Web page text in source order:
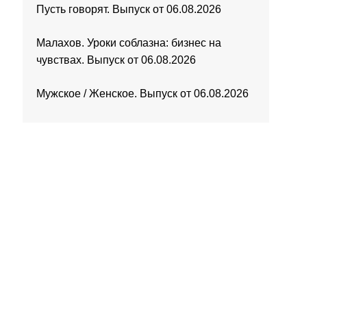
Пусть говорят. Выпуск от 06.08.2026
Малахов. Уроки соблазна: бизнес на
чувствах. Выпуск от 06.08.2026
Мужское / Женское. Выпуск от 06.08.2026